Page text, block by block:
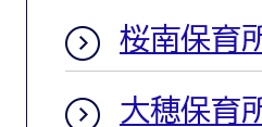
桜南保育
大穂保育